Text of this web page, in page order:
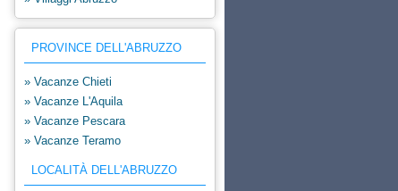
PROVINCE DELL'ABRUZZO
» Vacanze Chieti
» Vacanze L'Aquila
» Vacanze Pescara
» Vacanze Teramo
LOCALITÀ DELL'ABRUZZO